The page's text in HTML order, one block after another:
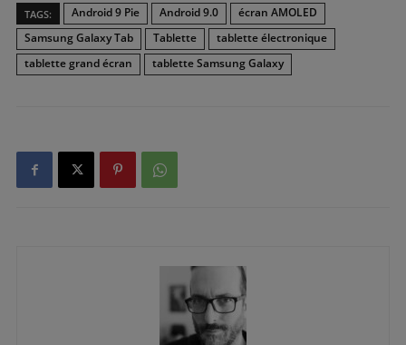
TAGS: Android 9 Pie Android 9.0
écran AMOLED
Samsung Galaxy Tab
Tablette
tablette électronique
tablette grand écran
tablette Samsung Galaxy